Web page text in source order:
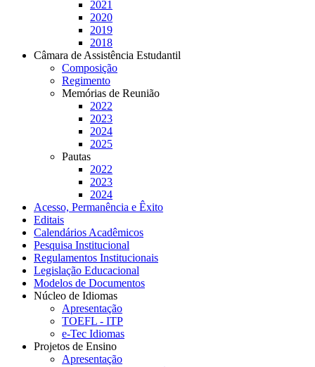
2021
2020
2019
2018
Câmara de Assistência Estudantil
Composição
Regimento
Memórias de Reunião
2022
2023
2024
2025
Pautas
2022
2023
2024
Acesso, Permanência e Êxito
Editais
Calendários Acadêmicos
Pesquisa Institucional
Regulamentos Institucionais
Legislação Educacional
Modelos de Documentos
Núcleo de Idiomas
Apresentação
TOEFL - ITP
e-Tec Idiomas
Projetos de Ensino
Apresentação